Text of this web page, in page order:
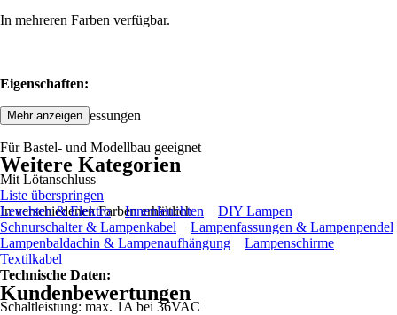
In mehreren Farben verfügbar.
Eigenschaften:
Kompakte Abmessungen
Für Bastel- und Modellbau geeignet
Mit Lötanschluss
In verschiedenen Farben erhältlich
Technische Daten:
Schaltleistung: max. 1A bei 36VAC
Mehr anzeigen
Weitere Kategorien
Liste überspringen
Leuchten & Elektro
Innenleuchten
DIY Lampen
Schnurschalter & Lampenkabel
Lampenfassungen & Lampenpendel
Lampenbaldachin & Lampenaufhängung
Lampenschirme
Textilkabel
Kundenbewertungen